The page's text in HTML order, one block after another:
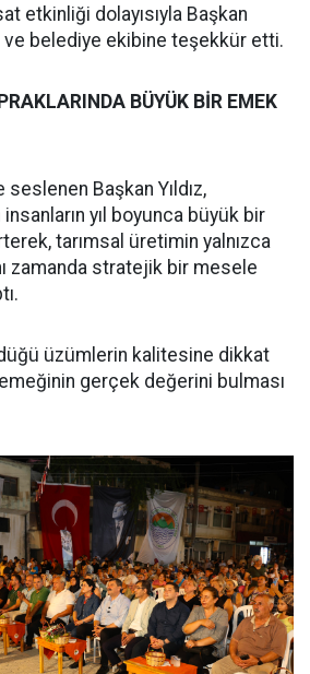
etkinliği dolayısıyla Başkan
ve belediye ekibine teşekkür etti.
BÜYÜK BİR EMEK
Başkan Yıldız,
yıl boyunca büyük bir
tarımsal üretimin yalnızca
zamanda stratejik bir mesele
üzümlerin kalitesine dikkat
gerçek değerini bulması